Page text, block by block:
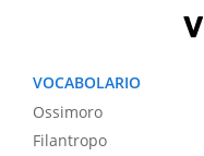
VOCABOLARIO
Ossimoro
Filantropo